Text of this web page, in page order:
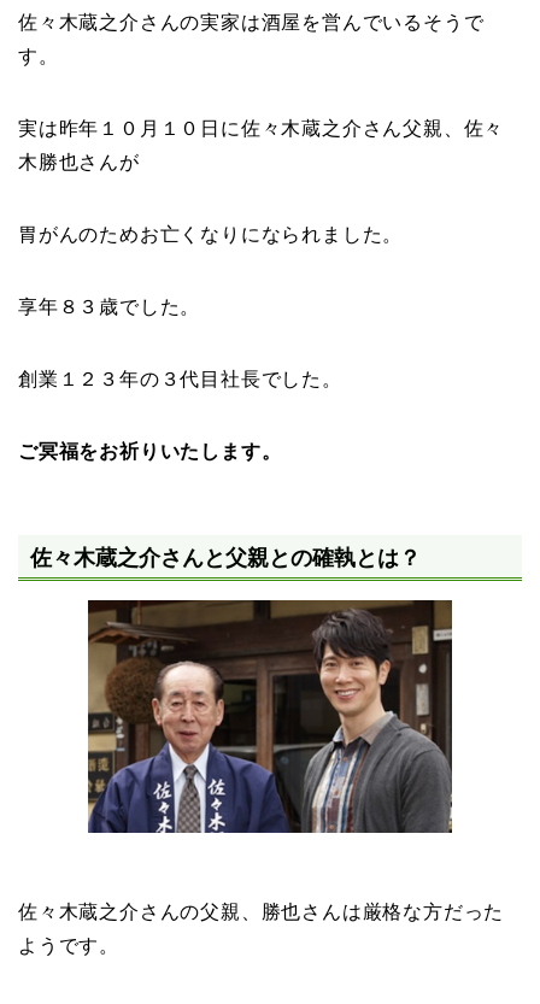
佐々木蔵之介さんの実家は酒屋 を営んでいるそうで
す。
実は昨年１０月１０日に佐々木蔵之介さん父親、 佐々
木勝也さんが
胃がんのためお亡くなりになられました。
享年８３歳でした。
創業１２３年の３代目社長でした。
ご冥福をお祈りいたします。
佐々木蔵之介さんと父親との確執とは？
佐々木蔵之介さんの父親、勝也さんは厳格な方だった
ようです。